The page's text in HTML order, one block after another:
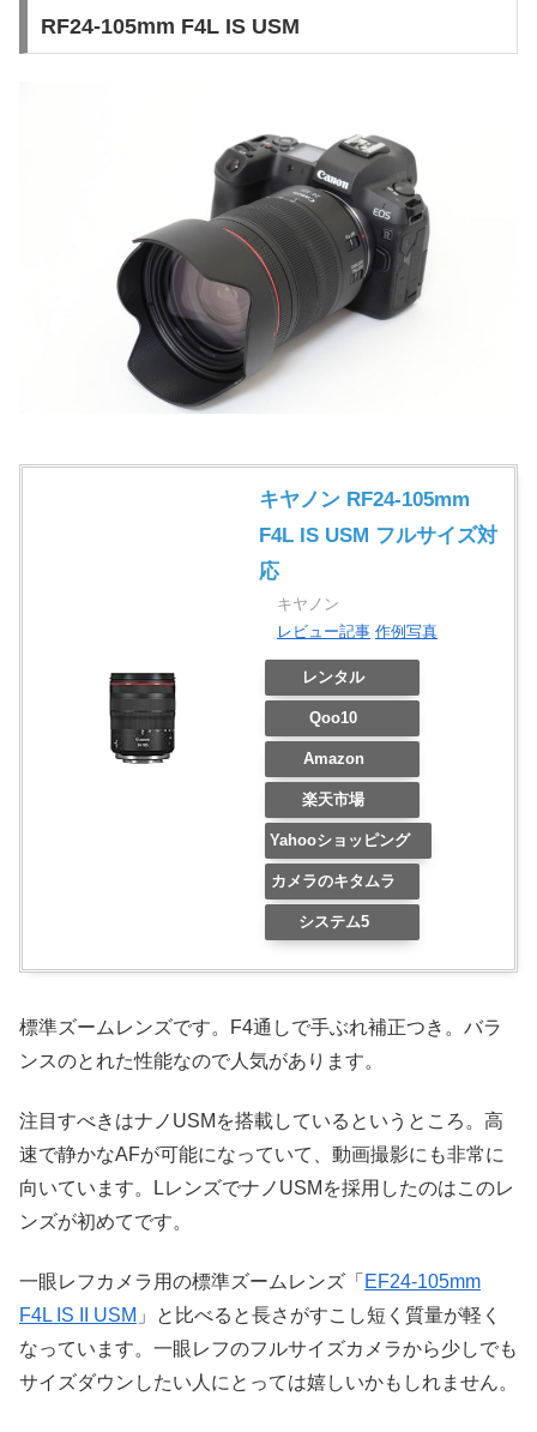
RF24-105mm F4L IS USM
キヤノン RF24-105mm
F4L IS USM フルサイズ対
応
キヤノン
レビュー記事 作例写真
レンタル
Qoo10
Amazon
楽天市場
Yahooショッピング
カメラのキタムラ
システム5
標準ズームレンズです。F4通しで手ぶれ補正つき。バラ
ンスのとれた性能なので人気があります。
注目すべきはナノUSMを搭載しているというところ。高
速で静かなAFが可能になっていて、動画撮影にも非常に
向いています。LレンズでナノUSMを採用したのはこのレ
ンズが初めてです。
一眼レフカメラ用の標準ズームレンズ「 EF24-105mm
F4L IS II USM 」と比べると長さがすこし短く質量が軽く
なっています。一眼レフのフルサイズカメラから少しでも
サイズダウンしたい人にとっては嬉しいかもしれません。